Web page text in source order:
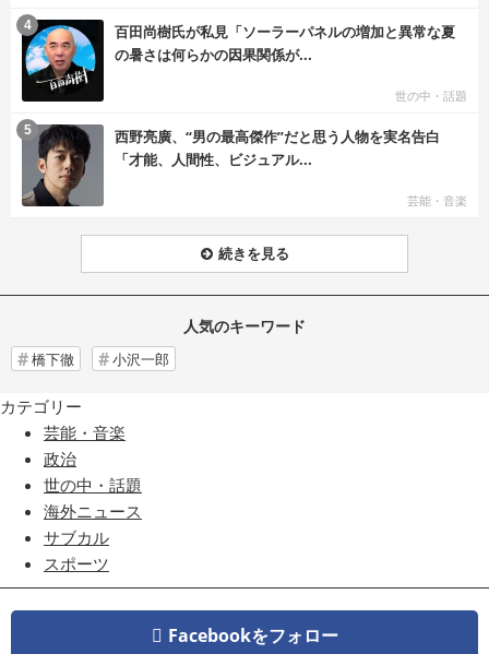
百田尚樹氏が私見「ソーラーパネルの増加と異常な夏
の暑さは何らかの因果関係が...
世の中・話題
4
西野亮廣、“男の最高傑作”だと思う人物を実名告白
「才能、人間性、ビジュアル...
芸能・音楽
5
続きを見る
人気のキーワード
橋下徹 小沢一郎
カテゴリー
芸能・音楽
政治
世の中・話題
海外ニュース
サブカル
スポーツ
Facebookをフォロー